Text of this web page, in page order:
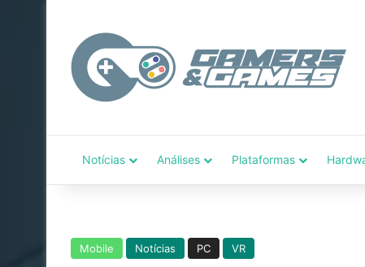
Notícias Análises Plataformas
Mobile Notícias PC VR